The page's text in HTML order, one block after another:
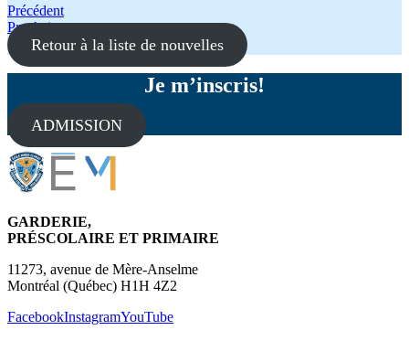
Navigation
de
l'article
Précédent
Prochain
Retour à la liste de nouvelles
Je m’inscris!
ADMISSION
GARDERIE,
PRÉSCOLAIRE ET PRIMAIRE
11273, avenue de Mère-Anselme
Montréal (Québec) H1H 4Z2
FacebookInstagramYouTube